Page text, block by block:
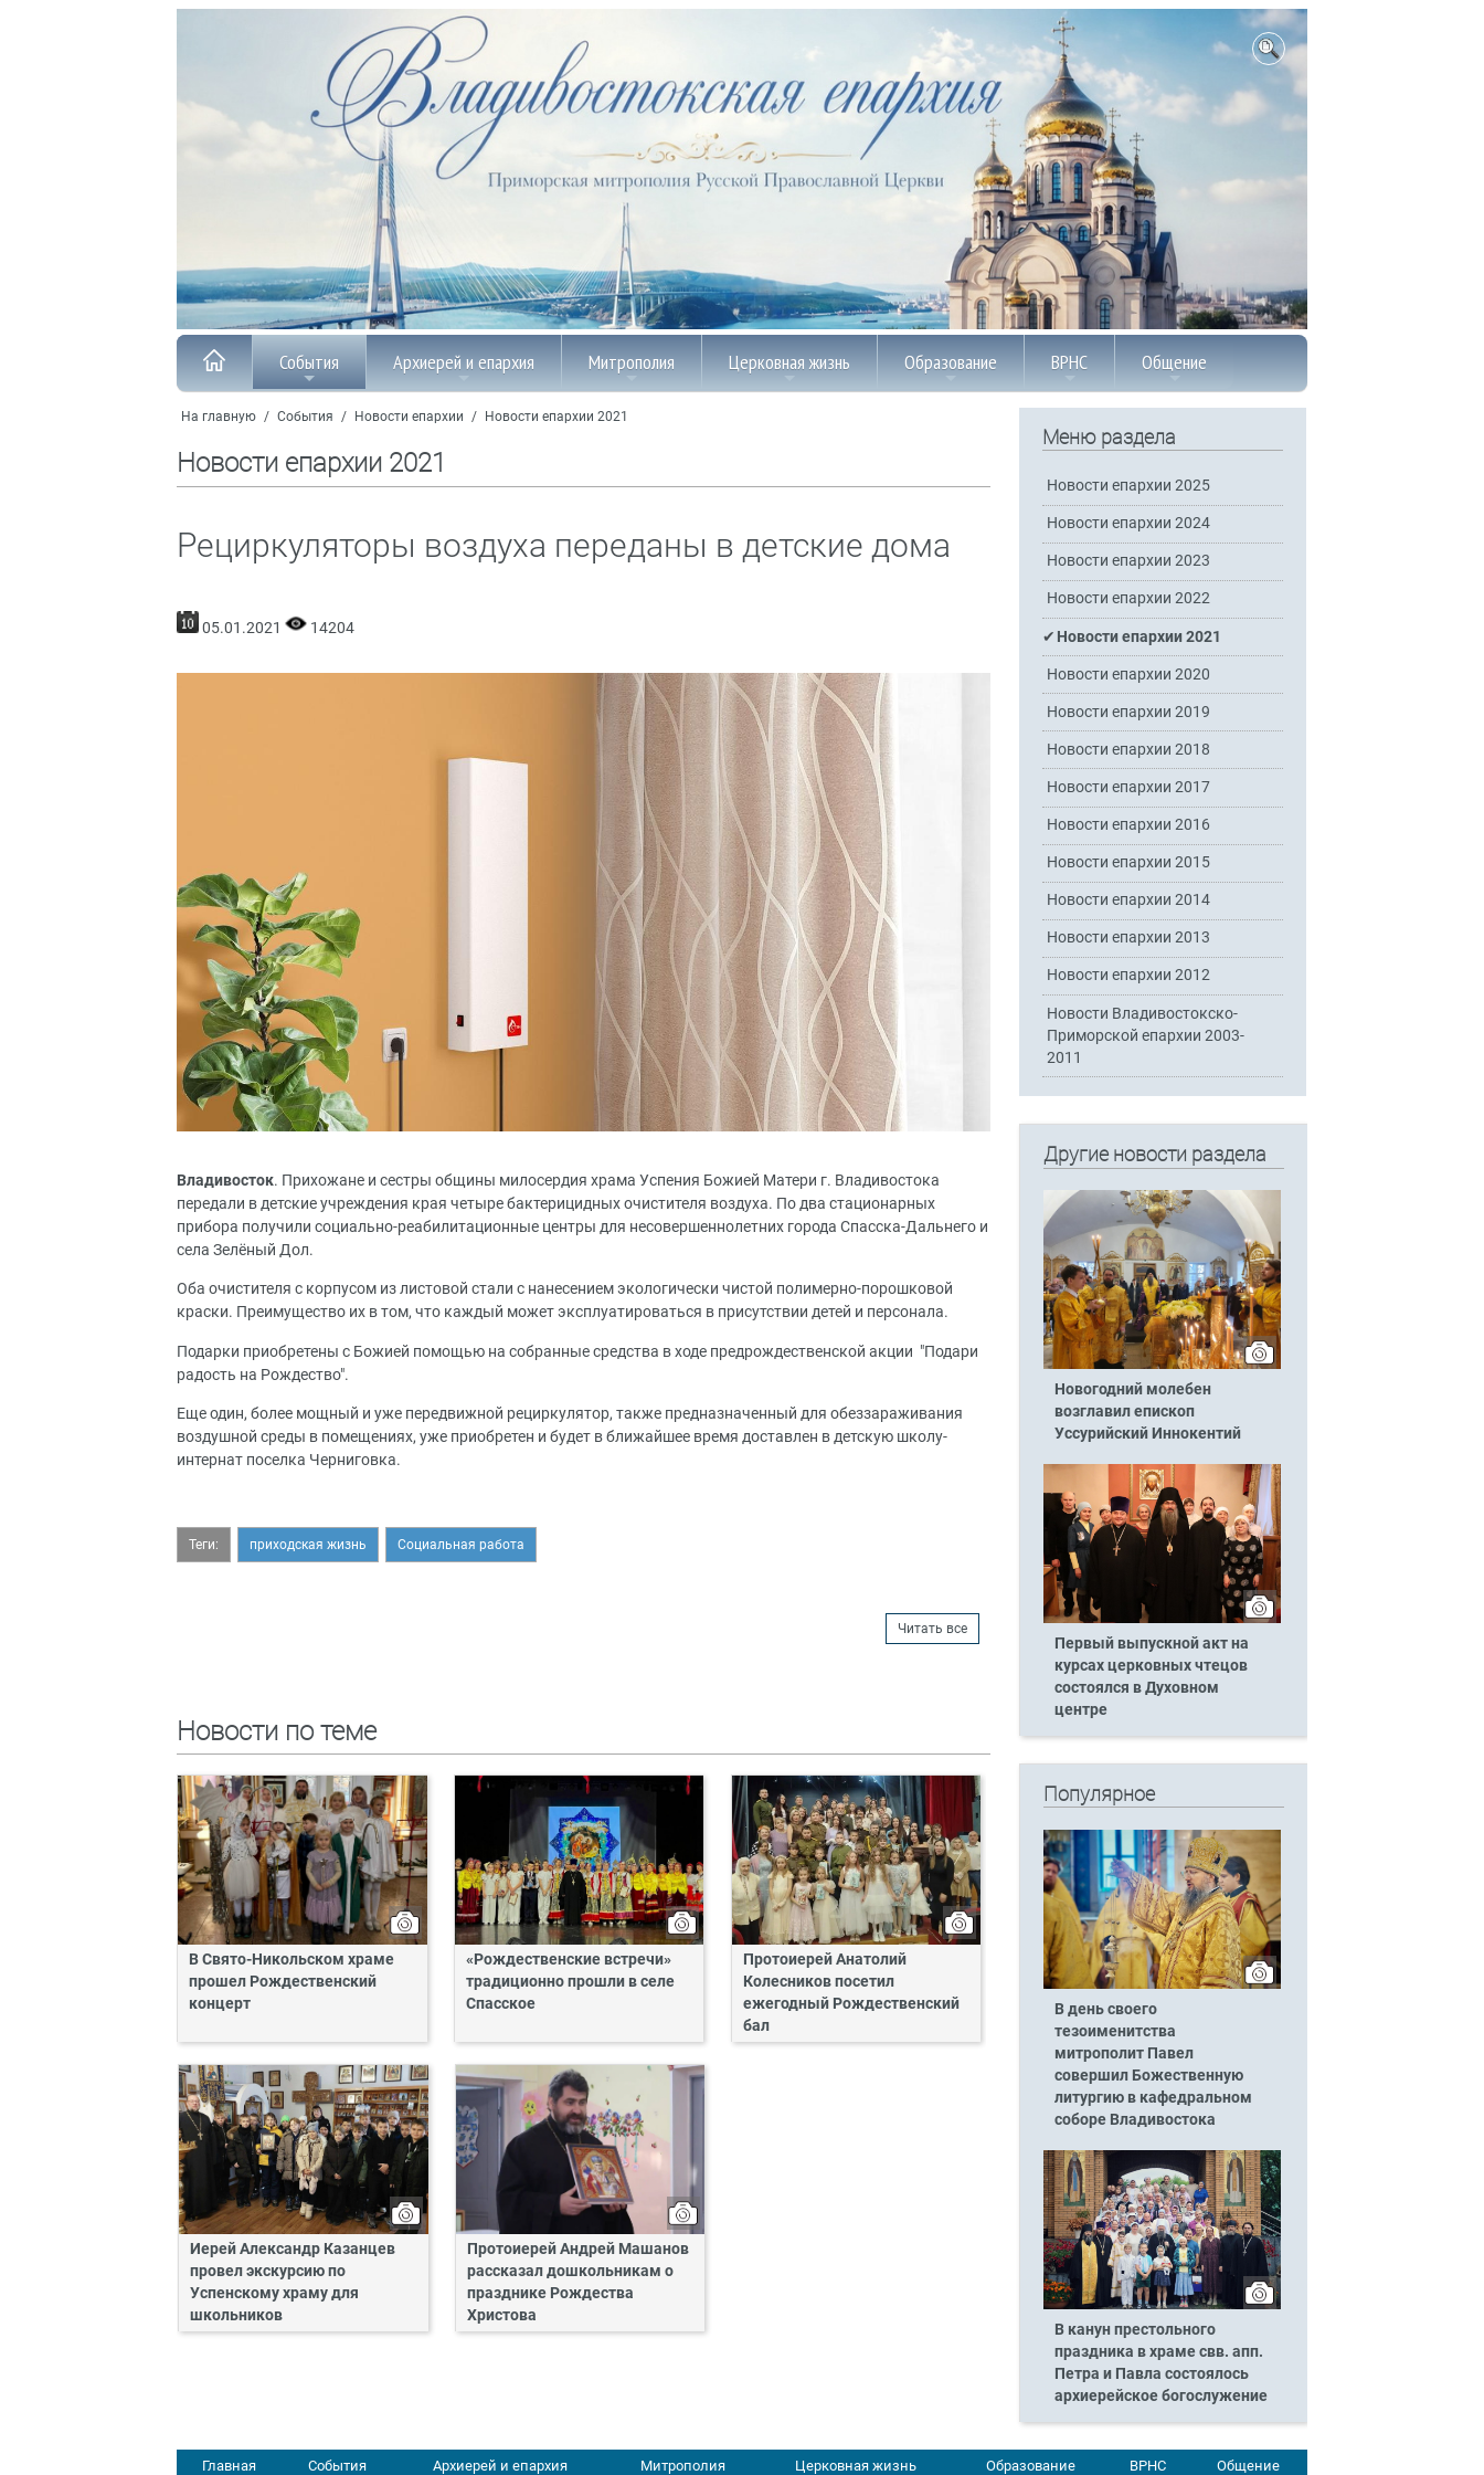
События Архиерей и епархия Митрополия Церковная жизнь Образование ВРНС Общение
На главную / События / Новости епархии / Новости епархии 2021
Новости епархии 2021
Рециркуляторы воздуха переданы в детские дома
05.01.2021 14204
Владивосток. Прихожане и сестры общины милосердия храма Успения Божией Матери г. Владивостока
передали в детские учреждения края четыре бактерицидных очистителя воздуха. По два стационарных
прибора получили социально-реабилитационные центры для несовершеннолетних города Спасска-Дальнего и
села Зелёный Дол.
Оба очистителя с корпусом из листовой стали с нанесением экологически чистой полимерно-порошковой
краски. Преимущество их в том, что каждый может эксплуатироваться в присутствии детей и персонала.
Подарки приобретены с Божией помощью на собранные средства в ходе предрождественской акции "Подари
радость на Рождество".
Еще один, более мощный и уже передвижной рециркулятор, также предназначенный для обеззараживания
воздушной среды в помещениях, уже приобретен и будет в ближайшее время доставлен в детскую школу-
интернат поселка Черниговка.
Теги: приходская жизнь Социальная работа
Читать все
Новости по теме
В Свято-Никольском храме
прошел Рождественский
концерт
«Рождественские встречи»
традиционно прошли в селе
Спасское
Протоиерей Анатолий
Колесников посетил
ежегодный Рождественский
бал
Иерей Александр Казанцев
провел экскурсию по
Успенскому храму для
школьников
Протоиерей Андрей Машанов
рассказал дошкольникам о
празднике Рождества
Христова
Меню раздела
Новости епархии 2025
Новости епархии 2024
Новости епархии 2023
Новости епархии 2022
Новости епархии 2021
Новости епархии 2020
Новости епархии 2019
Новости епархии 2018
Новости епархии 2017
Новости епархии 2016
Новости епархии 2015
Новости епархии 2014
Новости епархии 2013
Новости епархии 2012
Новости Владивостокско-
Приморской епархии 2003-
2011
Другие новости раздела
Новогодний молебен
возглавил епископ
Уссурийский Иннокентий
Первый выпускной акт на
курсах церковных чтецов
состоялся в Духовном
центре
Популярное
В день своего
тезоименитства
митрополит Павел
совершил Божественную
литургию в кафедральном
соборе Владивостока
В канун престольного
праздника в храме свв. апп.
Петра и Павла состоялось
архиерейское богослужение
Главная События Архиерей и епархия Митрополия Церковная жизнь Образование ВРНС Общение